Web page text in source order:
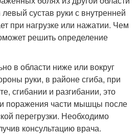
сустав руки с внутренней
при нагрузке или нажатии. Чем
решить определение
в области ниже или вокруг
руки, в районе сгиба, при
сгибании и разгибании, это
поражения части мышцы после
перегрузки. Необходимо
консультацию врача.